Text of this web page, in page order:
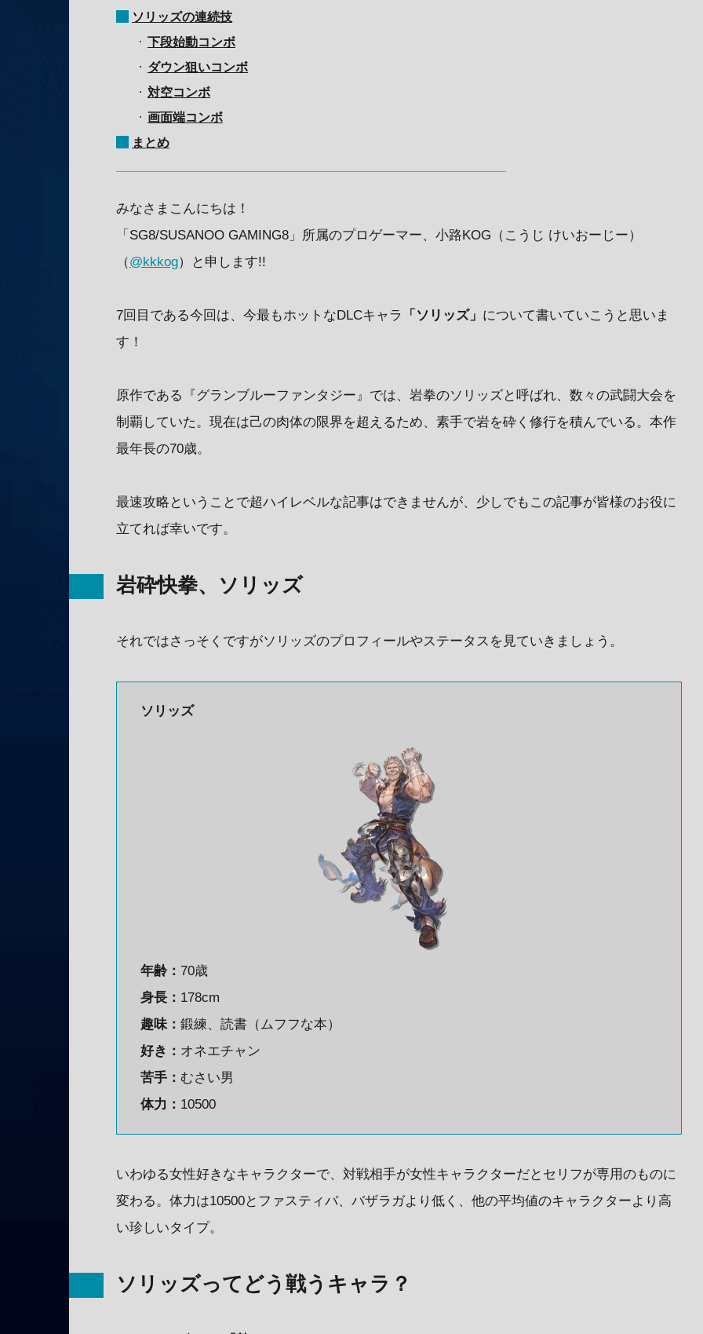
ソリッズの連続技
下段始動コンボ
ダウン狙いコンボ
対空コンボ
画面端コンボ
まとめ
みなさまこんにちは！
「SG8/SUSANOO GAMING8」所属のプロゲーマー、小路KOG（こうじ けいおーじー）
（@kkkog）と申します!!
7回目である今回は、今最もホットなDLCキャラ 「ソリッズ」 について書いていこうと思いま
す！
原作である『グランブルーファンタジー』では、岩拳のソリッズと呼ばれ、数々の武闘大会を
制覇していた。現在は己の肉体の限界を超えるため、素手で岩を砕く修行を積んでいる。本作
最年長の70歳。
最速攻略ということで超ハイレベルな記事はできませんが、少しでもこの記事が皆様のお役に
立てれば幸いです。
岩砕快拳、ソリッズ
それではさっそくですがソリッズのプロフィールやステータスを見ていきましょう。
ソリッズ
年齢： 70歳
身長： 178cm
趣味： 鍛練、読書（ムフフな本）
好き： オネエチャン
苦手： むさい男
体力： 10500
いわゆる女性好きなキャラクターで、対戦相手が女性キャラクターだとセリフが専用のものに
変わる。体力は10500とファスティバ、バザラガより低く、他の平均値のキャラクターより高
い珍しいタイプ。
ソリッズってどう戦うキャラ？